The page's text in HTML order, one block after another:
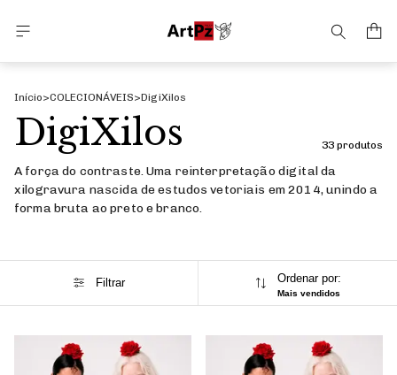
Início>COLECIONÁVEIS>DigiXilos
DigiXilos 33 produtos
A força do contraste. Uma reinterpretação digital da
xilogravura nascida de estudos vetoriais em 2014, unindo a
forma bruta ao preto e branco.
Filtrar Ordenar por:
Mais vendidos